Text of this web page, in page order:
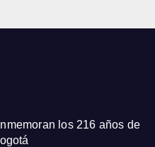
los 216 años de